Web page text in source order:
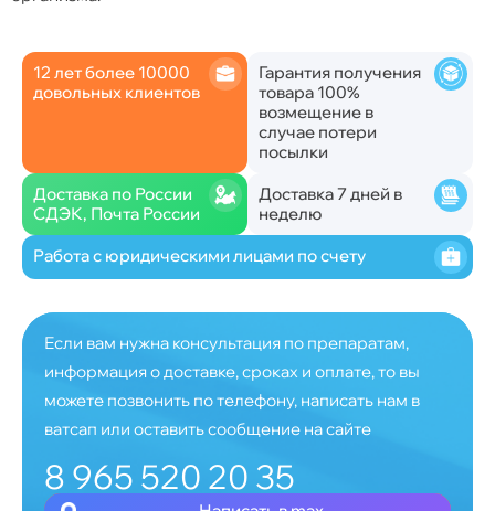
12 лет более 10000
довольных клиентов
Гарантия получения
товара 100%
возмещение в
случае потери
посылки
Доставка по России
СДЭК, Почта России
Доставка 7 дней в
неделю
Работа с юридическими лицами по счету
Если вам нужна консультация по препаратам,
информация о доставке, сроках и оплате, то вы
можете позвонить по телефону, написать нам в
ватсап или оставить сообщение на сайте
8 965 520 20 35